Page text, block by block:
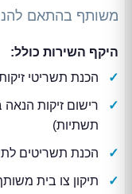
משותף בהתאם
היקף השירות כולל:
הכנת תשריטי
רישום זיקות
תשתיות)
הכנת תשריטים
תיקון צו בית